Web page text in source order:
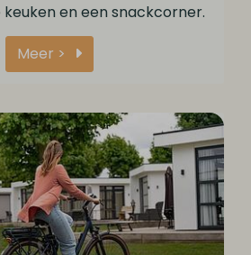
en een snackcorner.
Meer >